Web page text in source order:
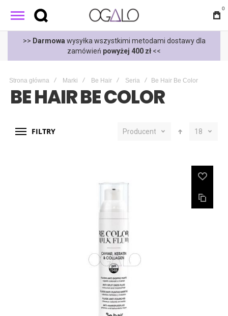
0
>> Darmowa wysyłka wszystkimi metodami dostawy dla
zamówień powyżej 400 zł <<
Strona główna Marki Be Hair Seria Be Hair Be Color
BE HAIR BE COLOR
FILTRY Producent 18